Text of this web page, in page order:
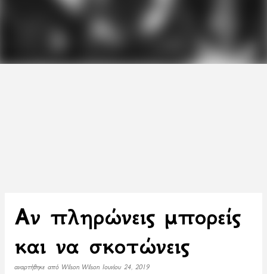
Αν πληρώνεις μπορείς
και να σκοτώνεις
αναρτήθηκε από Wilson Wilson Ιουνίου 24, 2019